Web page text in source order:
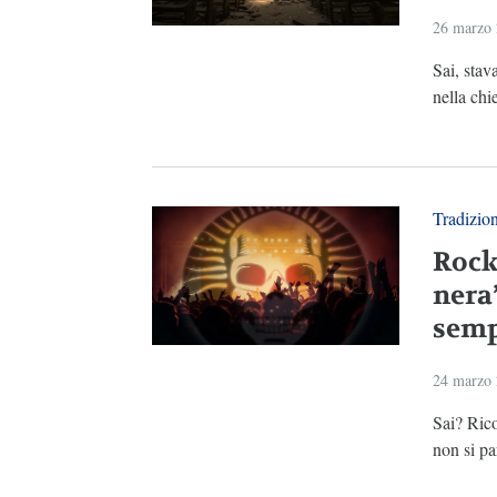
26 marzo
Sai,
nella
24 marzo
Sai?
non si